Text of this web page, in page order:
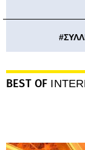
#
BEST OF